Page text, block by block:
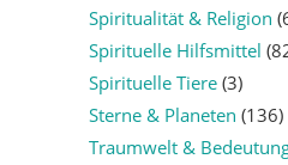
Spiritualität & Religion
Spirituelle Hilfsmittel
Spirituelle Tiere(3)
Sterne & Planeten (136)
Traumwelt &